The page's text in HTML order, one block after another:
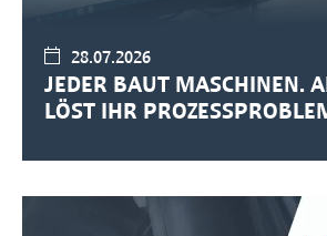
28.07.2026
JEDER BAUT MASCHINEN.
LÖST IHR